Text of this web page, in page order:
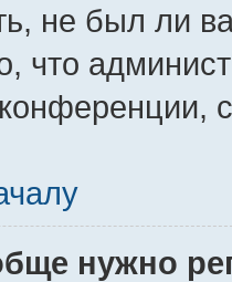
не был ли
что
нужно